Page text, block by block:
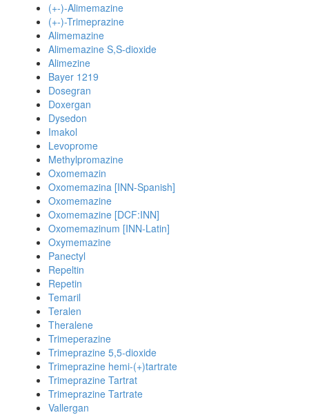
(+-)-Alimemazine
(+-)-Trimeprazine
Alimemazine
Alimemazine S,S-dioxide
Alimezine
Bayer 1219
Dosegran
Doxergan
Dysedon
Imakol
Levoprome
Methylpromazine
Oxomemazin
Oxomemazina [INN-Spanish]
Oxomemazine
Oxomemazine [DCF:INN]
Oxomemazinum [INN-Latin]
Oxymemazine
Panectyl
Repeltin
Repetin
Temaril
Teralen
Theralene
Trimeperazine
Trimeprazine 5,5-dioxide
Trimeprazine hemi-(+)tartrate
Trimeprazine Tartrat
Trimeprazine Tartrate
Vallergan